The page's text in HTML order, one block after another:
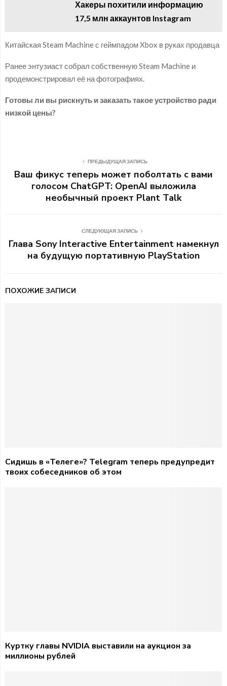
Хакеры похитили информацию
17,5 млн аккаунтов Instagram
Китайская Steam Machine с геймпадом Xbox в руках продавца
Ранее энтузиаст собрал собственную Steam Machine и
продемонстрировал её на фотографиях.
Готовы ли вы рискнуть и заказать такое устройство ради
низкой цены?
ПРЕДЫДУЩАЯ ЗАПИСЬ
Ваш фикус теперь может поболтать с вами
голосом ChatGPT: OpenAI выложила
необычный проект Plant Talk
СЛЕДУЮЩАЯ ЗАПИСЬ
Глава Sony Interactive Entertainment намекнул
на будущую портативную PlayStation
ПОХОЖИЕ ЗАПИСИ
Сидишь в «Телеге»? Telegram теперь предупредит
твоих собеседников об этом
Куртку главы NVIDIA выставили на аукцион за
миллионы рублей